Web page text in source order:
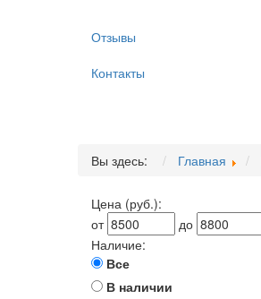
Отзывы
Контакты
Вы здесь: Главная
Цена (руб.):
от
до
Наличие:
Все
В наличии